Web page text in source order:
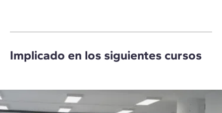
Implicado en los siguientes cursos